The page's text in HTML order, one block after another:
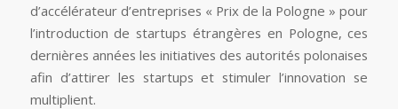
d’accélérateur d’entreprises « Prix de la Pologne » pour
l’introduction de startups étrangères en Pologne, ces
dernières années les initiatives des autorités polonaises
afin d’attirer les startups et stimuler l’innovation se
multiplient.